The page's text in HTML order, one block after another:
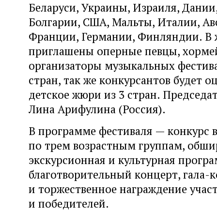
Беларуси, Украины, Израиля,
Болгарии, США, Мальты, Италии,
Франции, Германии, Финляндии.
приглашены оперные певцы,
организаторы музыкальных
стран, так же конкурсантов будет
детское жюри из 3 стран.
Лина Арифулина (Россия).
В программе фестиваля — конкурс
по трем возрастным группам,
экскурсионная и культурная
благотворительный концерт, гала-
и торжественное награждение
и победителей.